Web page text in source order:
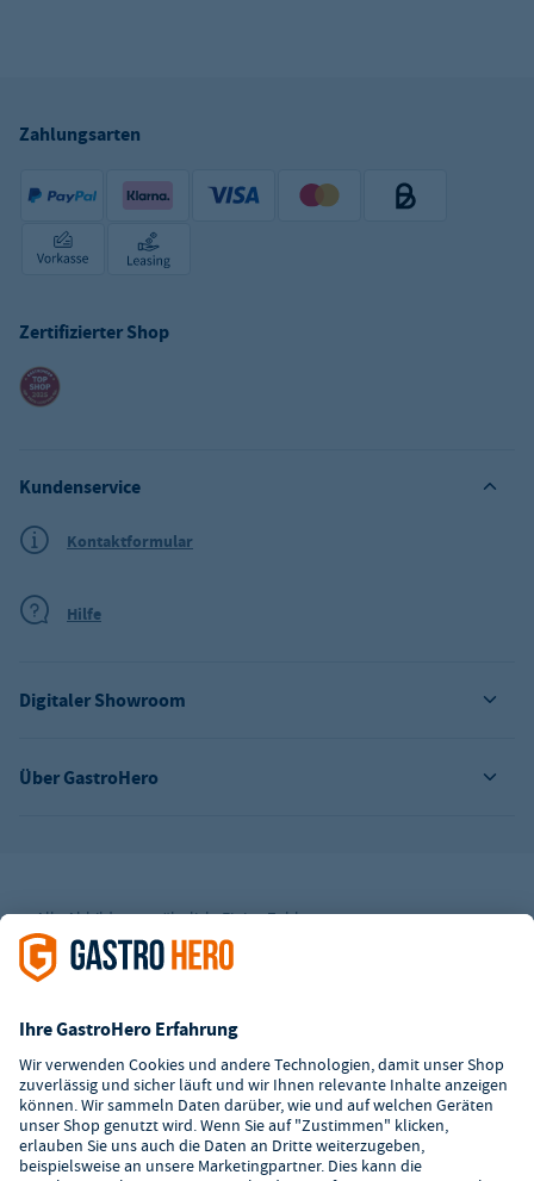
Zahlungsarten
Zertifizierter Shop
Über GastroHero
Digitaler Showroom
Kundenservice
Kontaktformular
Hilfe
Alle Abbildungen ähnlich. Einige Zahlungsarten
könnenZusatzkostenverursachen.
² Unverbindl. Preisempfehlung des Herstellers
i.H.v. 7,90€ (zzgl. Mwst.)
**Die Tiefpreisgarantie ist nicht mit anderen Aktionen oder
Rabatten kombinierbar.